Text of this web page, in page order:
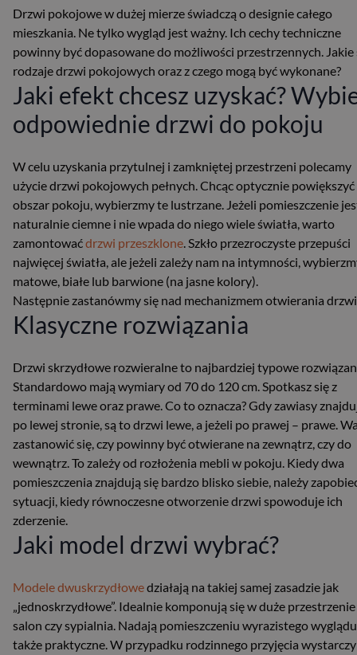
Drzwi pokojowe w dużej mierze świadczą o designie całego
mieszkania. Ne tylko wygląd jest ważny. Ich cechy techniczne
powinny być dopasowane do możliwości przestrzennych. Jakie
rodzaje drzwi pokojowych oraz z czego mogą być wykonane?
Jaki efekt chcesz uzyskać?
odpowiednie drzwi do pokoju
W celu uzyskania przytulnej i zamkniętej przestrzeni polecamy
użycie drzwi pokojowych pełnych. Chcąc optycznie powiększyć
obszar pokoju, wybierzmy te lustrzane. Jeżeli pomieszczenie
naturalnie ciemne i nie wpada do niego wiele światła, warto
zamontowaćdrzwi przeszklone. Szkło przezroczyste przepuści
najwięcej światła, ale jeżeli zależy nam na intymności,
matowe, białe lub barwione (na jasne kolory).
Następnie zastanówmy się nad mechanizmem otwierania
Klasyczne rozwiązania
Drzwi skrzydłowe rozwieralne to najbardziej typowe
Standardowo mają wymiary od 70 do 120 cm. Spotkasz się z
terminami lewe oraz prawe. Co to oznacza? Gdy zawiasy
po lewej stronie, są to drzwi lewe, a jeżeli po prawej – prawe.
zastanowić się, czy powinny być otwierane na zewnątrz, czy do
wewnątrz. To zależy od rozłożenia mebli w pokoju. Kiedy dwa
pomieszczenia znajdują się bardzo blisko siebie, należy
sytuacji, kiedy równoczesne otworzenie drzwi spowoduje ich
zderzenie.
Jaki model drzwi wybrać?
Modele dwuskrzydłowedziałają na takiej samej zasadzie jak
„jednoskrzydłowe”. Idealnie komponują się w duże
salon czy sypialnia. Nadają pomieszczeniu wyrazistego
także praktyczne. W przypadku rodzinnego przyjęcia wystarczy